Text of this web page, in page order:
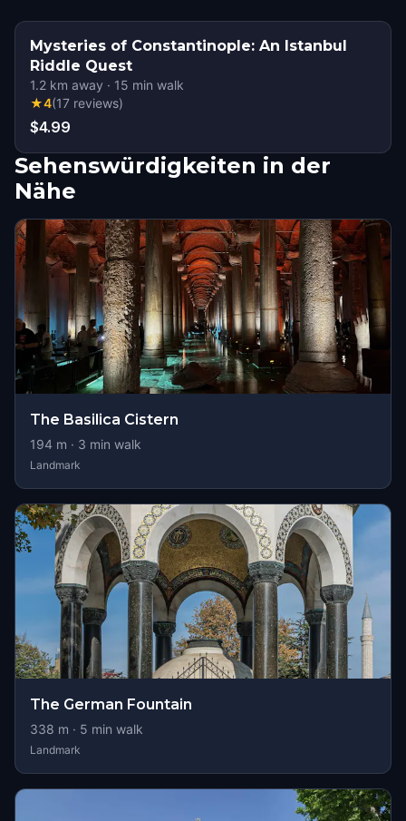
Mysteries of Constantinople: An Istanbul
Riddle Quest
1.2 km away · 15 min walk
★4(17 reviews)
$4.99
Sehenswürdigkeiten in der
Nähe
The Basilica Cistern
194 m · 3 min walk
Landmark
The German Fountain
338 m · 5 min walk
Landmark